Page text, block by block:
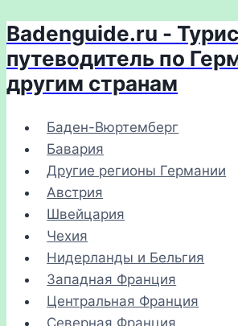
Перейти
к
содержимому
Badenguide.ru -
путеводитель по
другим странам
Баден-Вюртемберг
Бавария
Другие регионы Германии
Австрия
Швейцария
Чехия
Нидерланды и Бельгия
Западная Франция
Центральная Франция
Северная Франция